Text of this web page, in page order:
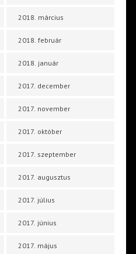
2018. március
2018. február
2018. január
2017. december
2017. november
2017. október
2017. szeptember
2017. augusztus
2017. július
2017. június
2017. május